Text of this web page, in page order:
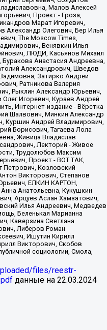
files/reestr-
данные на 22.03.2024